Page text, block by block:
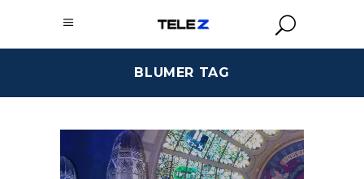
BLUMER TAG